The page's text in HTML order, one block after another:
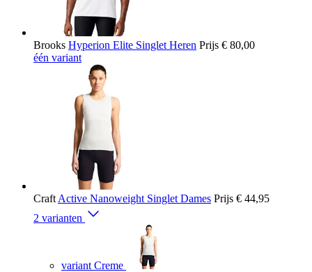
Brooks Hyperion Elite Singlet Heren Prijs € 80,00
één variant
Craft Active Nanoweight Singlet Dames Prijs € 44,95
2 varianten
variant Creme